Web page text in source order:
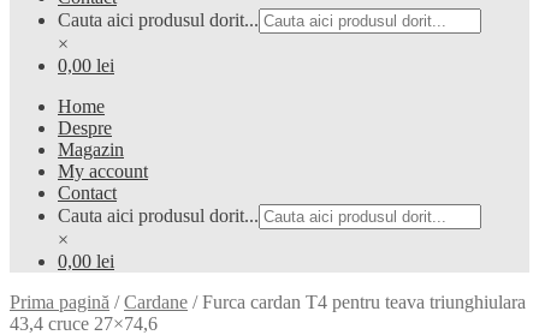
Cauta aici produsul dorit...
×
0,00 lei
Home
Despre
Magazin
My account
Contact
Cauta aici produsul dorit...
×
0,00 lei
Prima pagină /Cardane /Furca cardan T4 pentru teava triunghiulara
43,4 cruce 27×74,6